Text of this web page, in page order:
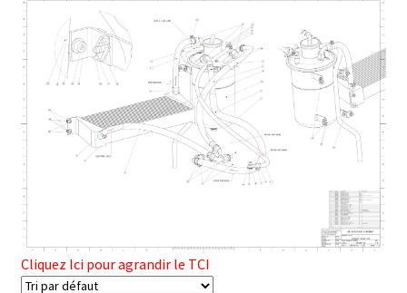
Cliquez Ici pour agrandir le TCI